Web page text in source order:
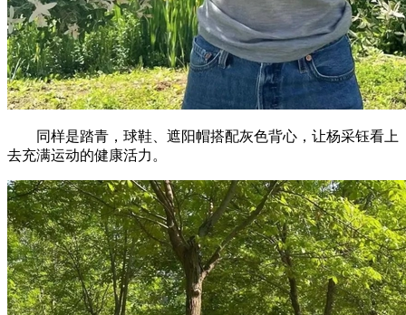
同样是踏青，球鞋、遮阳帽搭配灰色背心，让杨采钰看上
去充满运动的健康活力。